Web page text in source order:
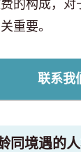
的构成，对
重要。
联系我
同境遇的